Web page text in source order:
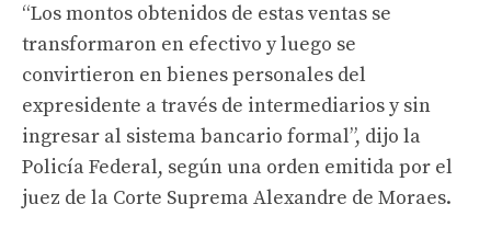
“Los montos obtenidos de estas ventas se
transformaron en efectivo y luego se
convirtieron en bienes personales del
expresidente a través de intermediarios y sin
ingresar al sistema bancario formal”, dijo la
Policía Federal, según una orden emitida por el
juez de la Corte Suprema Alexandre de Moraes.